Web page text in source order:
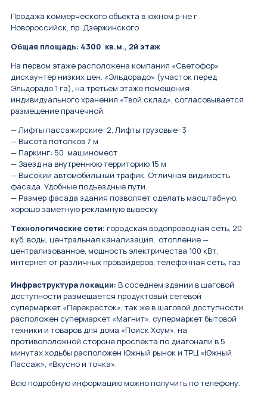
Продажа коммерческого объекта в южном р-не г.
Новороссийск, пр. Дзержинского
Общая площадь: 4300 кв.м., 2й этаж
На первом этаже расположена компания «Светофор»
дискаунтер низких цен. «Эльдорадо» (участок перед
Эльдорадо 1 га), на третьем этаже помещения
индивидуального хранения «Твой склад», согласовывается
размещение прачечной.
— Лифты пассажирские: 2, Лифты грузовые: 3
— Высота потолков 7 м
— Паркинг: 50 машиномест
— Заезд на внутреннюю территорию 15 м
— Высокий автомобильный трафик. Отличная видимость
фасада. Удобные подъездные пути.
— Размер фасада здания позволяет сделать масштабную,
хорошо заметную рекламную вывеску
Технологические сети: городская водопроводная сеть, 20
куб. воды, центральная канализация, отопление —
централизованное, мощность электричества 100 кВт,
интернет от различных провайдеров, телефонная сеть, газ
Инфраструктура локации: В соседнем здании в шаговой
доступности размещается продуктовый сетевой
супермаркет «Перекресток», так же в шаговой доступности
расположен супермаркет «Магнит», супермаркет бытовой
техники и товаров для дома «Поиск Хоум», на
противоположной стороне проспекта по диагонали в 5
минутах ходьбы расположен Южный рынок и ТРЦ «Южный
Пассаж», «Вкусно и точка».
Всю подробную информацию можно получить по телефону.